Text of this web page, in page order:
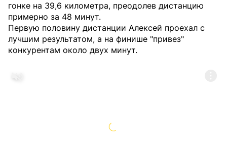
гонке на 39,6 километра, преодолев дистанцию
примерно за 48 минут.
Первую половину дистанции Алексей проехал с
лучшим результатом, а на финише "привез"
конкурентам около двух минут.